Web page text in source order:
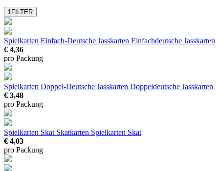
1FILTER
Spielkarten Einfach-Deutsche Jasskarten Einfachdeutsche Jasskarten
€ 4,36
pro Packung
Spielkarten Doppel-Deutsche Jasskarten Doppeldeutsche Jasskarten
€ 3,48
pro Packung
Spielkarten Skat Skatkarten Spielkarten Skat
€ 4,03
pro Packung